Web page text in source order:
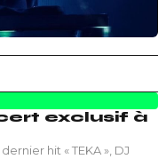
exclusif à
hit « TEKA », DJ